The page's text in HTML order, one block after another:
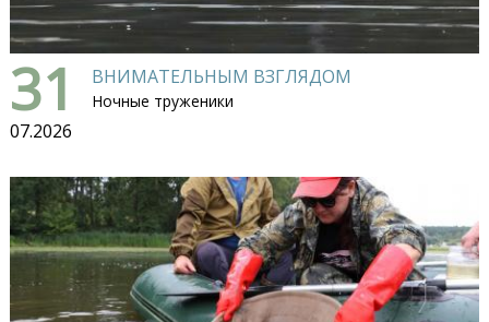
31
07.2026
ВНИМАТЕЛЬНЫМ ВЗГЛЯДОМ
Ночные труженики